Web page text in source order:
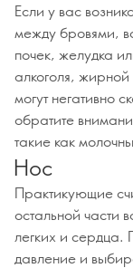
Если у вас
между бровями,
почек, желудка
алкоголя, жирной
могут негативно
обратите
такие как
Нос
Практикующие
остальной части
легких и
давление и